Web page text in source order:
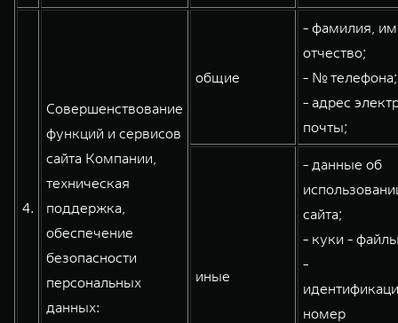
4.
Совершенствование
функций и сервисов
сайта Компании,
техническая
поддержка,
обеспечение
безопасности
персональных
данных:
общие
- фамилия,
отчество;
- № телефона;
- адрес
почты;
иные
- данные об
сайта;
- куки -
-
номер